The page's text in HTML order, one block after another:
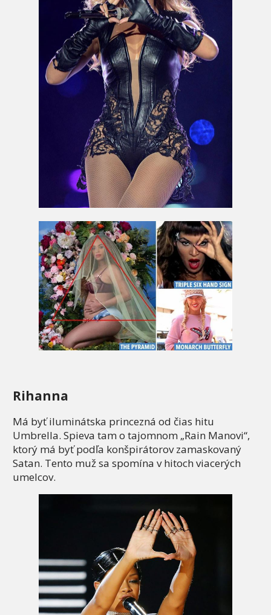
Rihanna
Má byť iluminátska princezná od čias hitu
Umbrella. Spieva tam o tajomnom „Rain Manovi“,
ktorý má byť podľa konšpirátorov zamaskovaný
Satan. Tento muž sa spomína v hitoch viacerých
umelcov.